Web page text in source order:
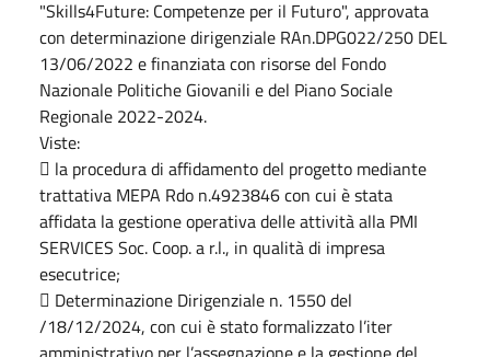
"Skills4Future: Competenze per il Futuro", approvata
con determinazione dirigenziale RAn.DPG022/250 DEL
13/06/2022 e finanziata con risorse del Fondo
Nazionale Politiche Giovanili e del Piano Sociale
Regionale 2022-2024.
Viste:
 la procedura di affidamento del progetto mediante
trattativa MEPA Rdo n.4923846 con cui è stata
affidata la gestione operativa delle attività alla PMI
SERVICES Soc. Coop. a r.l., in qualità di impresa
esecutrice;
 Determinazione Dirigenziale n. 1550 del
/18/12/2024, con cui è stato formalizzato l’iter